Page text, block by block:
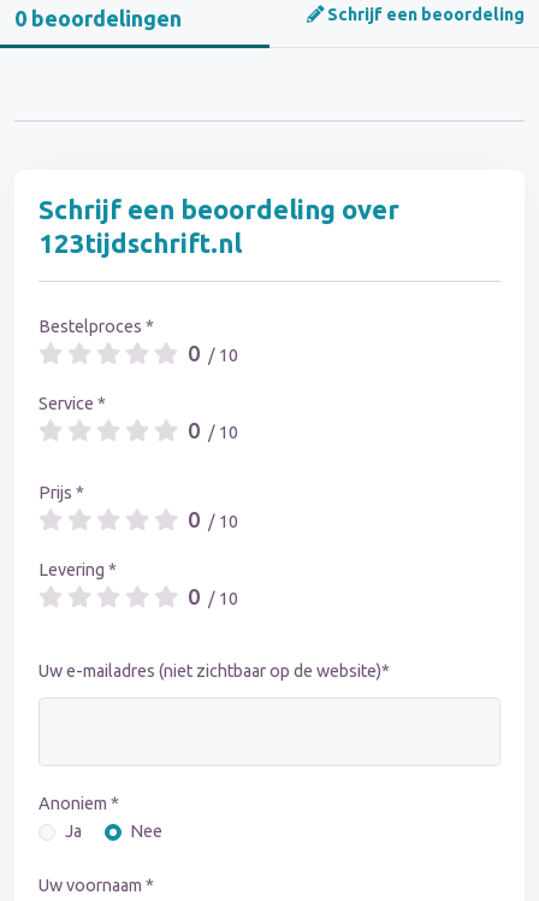
0 beoordelingen Schrijf een beoordeling
Schrijf een beoordeling over
123tijdschrift.nl
Bestelproces *
0 / 10
Service *
0 / 10
Prijs *
0 / 10
Levering *
0 / 10
Uw e-mailadres (niet zichtbaar op de website)*
Anoniem *
Ja
Nee
Uw voornaam *